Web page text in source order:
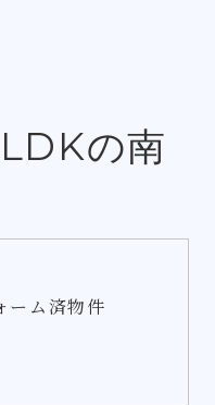
の南
ーム済物件